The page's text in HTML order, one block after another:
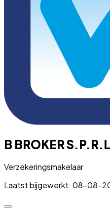
B BROKER
Verzekeringsmakelaar
Laatst bijgewerkt: 08-08-